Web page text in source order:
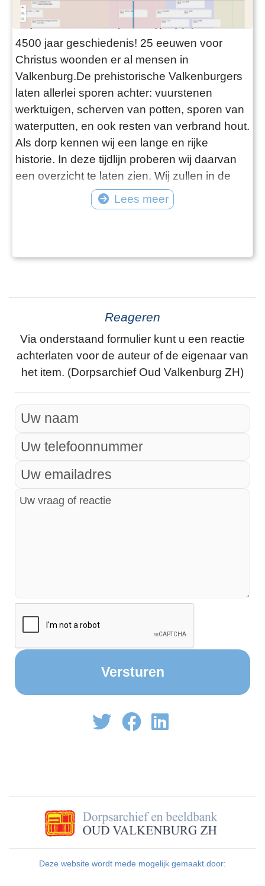
4500 jaar geschiedenis! 25 eeuwen voor
Christus woonden er al mensen in
Valkenburg.De prehistorische Valkenburgers
laten allerlei sporen achter: vuurstenen
werktuigen, scherven van potten, sporen van
waterputten, en ook resten van verbrand hout.
Als dorp kennen wij een lange en rijke
historie. In deze tijdlijn proberen wij daarvan
een overzicht te laten zien. Wij zullen in de
loop der tijd zoveel mogelijk informatie
toevoegen aan de verschillende items.
Lees meer
Reageren
Via onderstaand formulier kunt u een reactie
achterlaten voor de auteur of de eigenaar van
het item. (Dorpsarchief Oud Valkenburg ZH)
Deze website wordt mede mogelijk gemaakt door: